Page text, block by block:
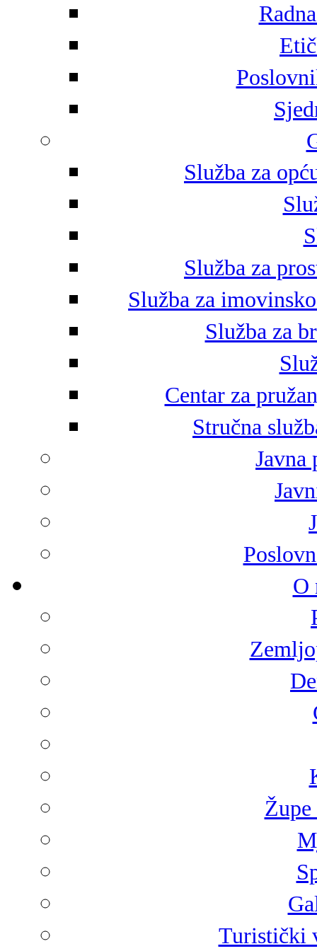
Služba za
Služba za
Služba za
Služba za
Centar za
Stručna
Javna
O
Turistički